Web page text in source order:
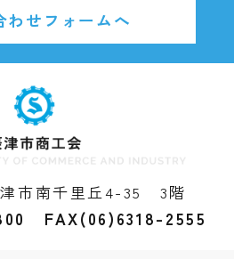
わせフォームへ
市南千里丘4-35 3階
FAX(06)6318-2555